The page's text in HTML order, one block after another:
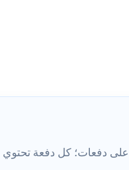
كل دفعة تحتوي على 5